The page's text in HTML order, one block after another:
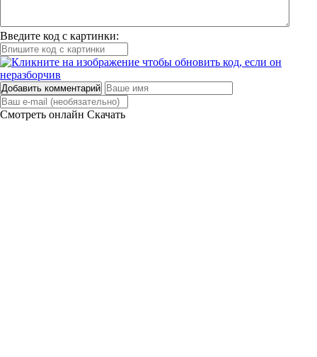
Введите код с картинки:
Добавить комментарий
Смотреть онлайн Скачать